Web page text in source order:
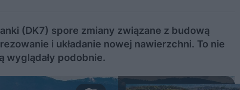
(DK7) spore zmiany związane z budową
i układanie nowej nawierzchni. To nie
wyglądały podobnie.